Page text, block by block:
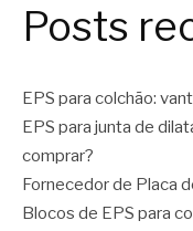
Posts
EPS para colchão:
EPS para junta de
comprar?
Fornecedor de Placa
Blocos de EPS para